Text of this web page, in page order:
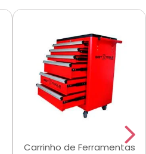
Carrinho de Ferramentas